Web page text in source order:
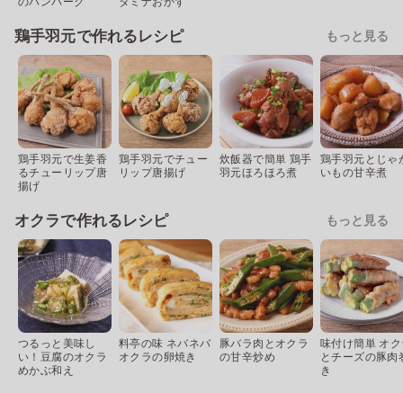
鶏手羽元で作れるレシピ もっと見る
鶏手羽元で生姜香
るチューリップ唐
揚げ
鶏手羽元でチュー
リップ唐揚げ
炊飯器で簡単 鶏手
羽元ほろほろ煮
鶏手羽元とじゃ
いもの甘辛煮
オクラで作れるレシピ もっと見る
つるっと美味し
い！豆腐のオクラ
めかぶ和え
料亭の味 ネバネバ
オクラの卵焼き
豚バラ肉とオクラ
の甘辛炒め
味付け簡単 オ
とチーズの豚肉
き